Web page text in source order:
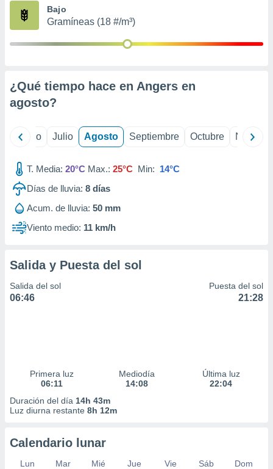
publicidad
1199
Bajo
Gramíneas (18 #/m³)
¿Qué tiempo hace en Angers en
agosto?
Junio Julio Agosto Septiembre Octubre
T. Media: 20°C Max.: 25°C Min: 14°C
Días de lluvia: 8 días
Acum. de lluvia: 50 mm
Viento medio: 11 km/h
Salida y Puesta del sol
Salida del sol
06:46
Puesta del sol
21:28
Primera luz
06:11
Mediodía
14:08
Última luz
22:04
Duración del día 14h 43m
Luz diurna restante 8h 12m
Calendario lunar
Lun Mar Mié Jue Vie Sáb
Dom